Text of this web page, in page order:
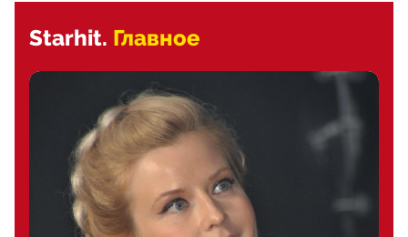
Starhit. Главное